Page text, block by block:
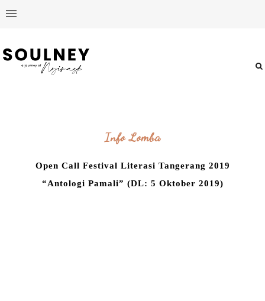
Info Lomba
Open Call Festival Literasi Tangerang 2019
“Antologi Pamali” (DL: 5 Oktober 2019)